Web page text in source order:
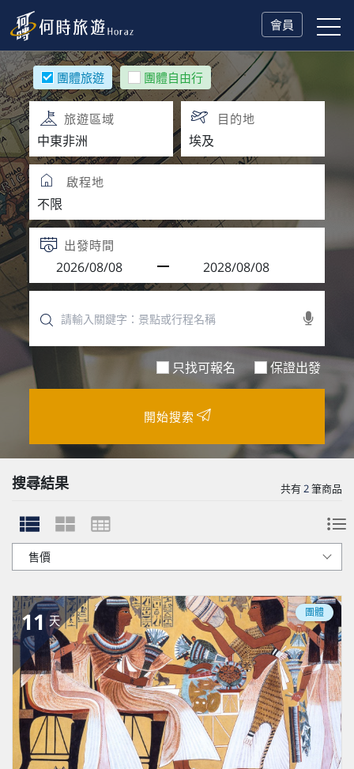
會員
團體旅遊 團體自由行
旅遊區域 目的地
啟程地
出發時間
只找可報名 保證出發
開始搜索
搜尋結果 共有2筆商品
11 天
團體